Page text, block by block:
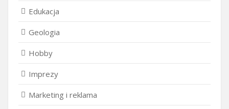
Edukacja
Geologia
Hobby
Imprezy
Marketing i reklama